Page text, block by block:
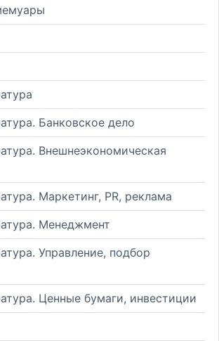
Банковское дело
Внешнеэкономическая
Маркетинг, PR, реклама
Менеджмент
Управление, подбор
Ценные бумаги, инвестиции